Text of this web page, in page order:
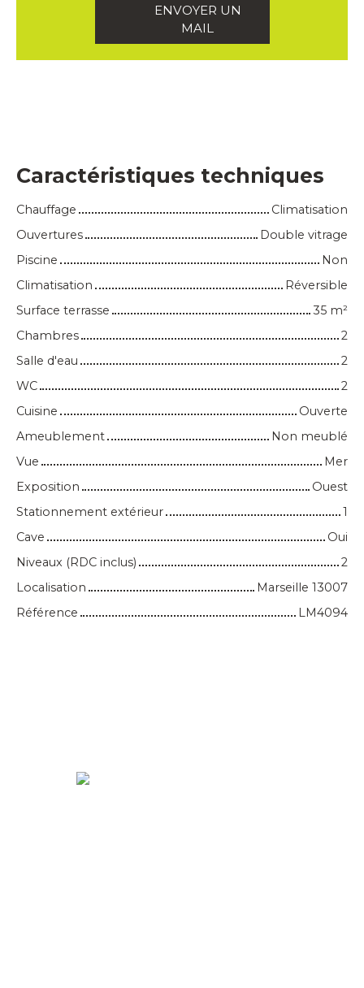
ENVOYER UN
MAIL
Caractéristiques techniques
Chauffage
Climatisation
Ouvertures
Double vitrage
Piscine
Non
Climatisation
Réversible
Surface terrasse
35 m²
Chambres
2
Salle d'eau
2
WC
2
Cuisine
Ouverte
Ameublement
Non meublé
Vue
Mer
Exposition
Ouest
Stationnement extérieur
1
Cave
Oui
Niveaux (RDC inclus)
2
Localisation
Marseille 13007
Référence
LM4094